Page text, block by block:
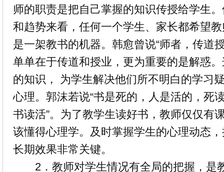
师的职责是把自己掌握的知识传授给学生
和趋势来看，任何一个学生、家长都希望
是一架教书的机器。韩愈曾说“师者，传道
单单在于传道和授业，更为重要的是解惑
的知识， 为学生解决他们所不明白的学习
心理。郭沫若说“书是死的，人是活的，死
书读活”。为了教学生读好书，教师仅仅有
该懂得心理学。及时掌握学生的心理动态
长期效果非常关键。
2．教师对学生情况有全局的把握，是